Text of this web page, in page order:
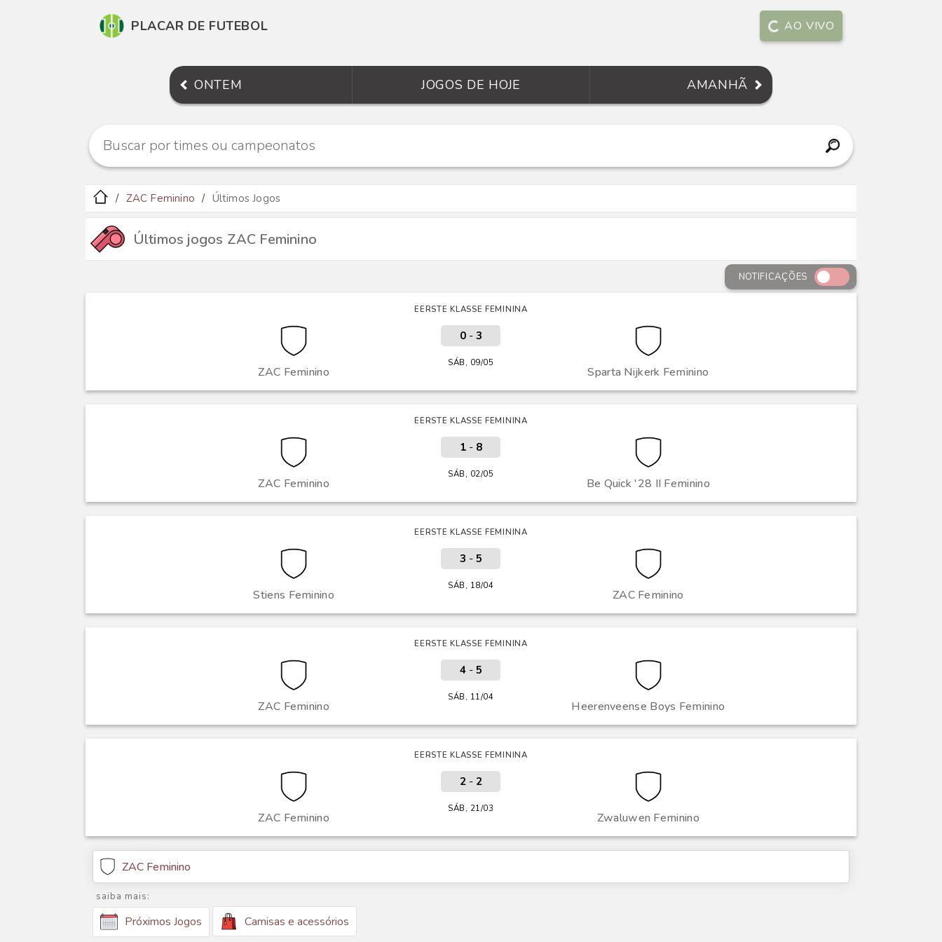
PLACAR DE FUTEBOL AO VIVO
ONTEM JOGOS DE HOJE AMANHÃ
ZAC Feminino Últimos Jogos
Últimos jogos ZAC Feminino
NOTIFICAÇÕES
EERSTE KLASSE FEMININA
ZAC Feminino Sparta Nijkerk Feminino
0- 3
SÁB, 09/05
EERSTE KLASSE FEMININA
ZAC Feminino Be Quick '28 II Feminino
1- 8
SÁB, 02/05
EERSTE KLASSE FEMININA
Stiens Feminino ZAC Feminino
3 - 5
SÁB, 18/04
EERSTE KLASSE FEMININA
ZAC Feminino Heerenveense Boys Feminino
4- 5
SÁB, 11/04
EERSTE KLASSE FEMININA
ZAC Feminino Zwaluwen Feminino
2- 2
SÁB, 21/03
ZAC Feminino
saiba mais:
Próximos Jogos Camisas e acessórios